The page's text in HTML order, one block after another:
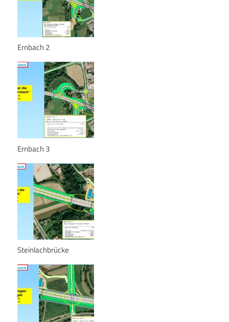
Ernbach 2
Ernbach 3
Steinlachbrücke